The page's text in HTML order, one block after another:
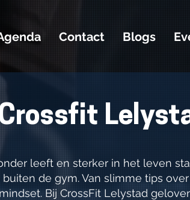
Contact Blogs
leeft en sterker in het leven
de gym. Van slimme tips
Bij CrossFit Lelystad